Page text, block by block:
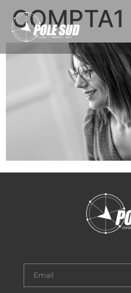
COMPTA1